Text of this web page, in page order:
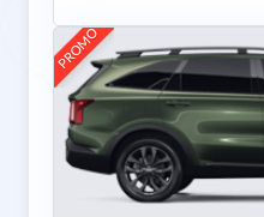
PROMO